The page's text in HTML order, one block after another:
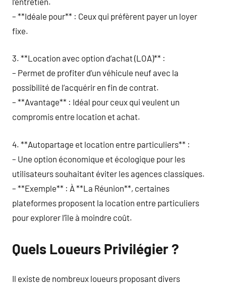
– **Idéale pour** : Ceux qui préfèrent payer un loyer
fixe.
3. **Location avec option d’achat (LOA)** :
– Permet de profiter d’un véhicule neuf avec la
possibilité de l’acquérir en fin de contrat.
– **Avantage** : Idéal pour ceux qui veulent un
compromis entre location et achat.
4. **Autopartage et location entre particuliers** :
– Une option économique et écologique pour les
utilisateurs souhaitant éviter les agences classiques.
– **Exemple** : À **La Réunion**, certaines
plateformes proposent la location entre particuliers
pour explorer l’île à moindre coût.
Quels Loueurs Privilégier ?
Il existe de nombreux loueurs proposant divers